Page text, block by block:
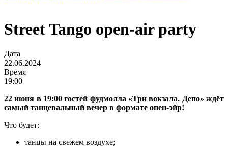
Street Tango open-air party
Дата
22.06.2024
Время
19:00
22 июня в 19:00 гостей фудмолла «Три вокзала. Депо» ждёт
самый танцевальный вечер в формате опен-эйр!
Что будет:
танцы на свежем воздухе;